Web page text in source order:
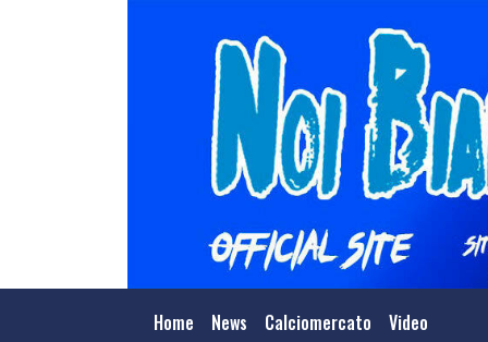
Home News Calciomercato Video